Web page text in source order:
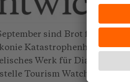
sind Brot für die
Katastrophenhilfe und
Werk für Diakonie
Tourism Watch ist nun